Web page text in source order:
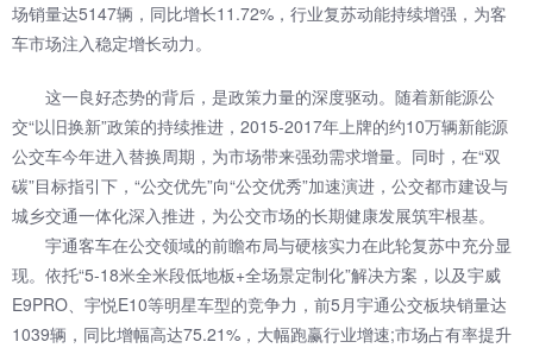
场销量达5147辆，同比增长11.72%，行业复苏动能持续增强，为客
车市场注入稳定增长动力。
这一良好态势的背后，是政策力量的深度驱动。随着新能源公
交“以旧换新”政策的持续推进，2015-2017年上牌的约10万辆新能源
公交车今年进入替换周期，为市场带来强劲需求增量。同时，在“双
碳”目标指引下，“公交优先”向“公交优秀”加速演进，公交都市建设与
城乡交通一体化深入推进，为公交市场的长期健康发展筑牢根基。
宇通客车在公交领域的前瞻布局与硬核实力在此轮复苏中充分显
现。依托“5-18米全米段低地板+全场景定制化”解决方案，以及宇威
E9PRO、宇悦E10等明星车型的竞争力，前5月宇通公交板块销量达
1039辆，同比增幅高达75.21%，大幅跑赢行业增速;市场占有率提升